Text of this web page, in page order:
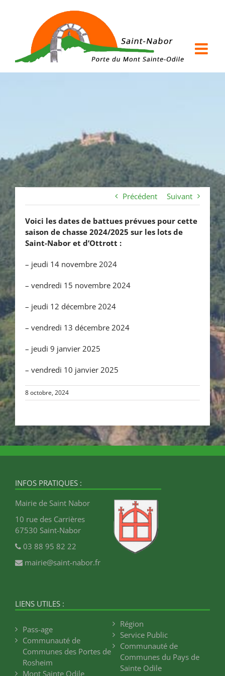
Précédent Suivant
Voici les dates de battues prévues pour cette
saison de chasse 2024/2025 sur les lots de
Saint-Nabor et d’Ottrott :
– jeudi 14 novembre 2024
– vendredi 15 novembre 2024
– jeudi 12 décembre 2024
– vendredi 13 décembre 2024
– jeudi 9 janvier 2025
– vendredi 10 janvier 2025
8 octobre, 2024
INFOS PRATIQUES :
Mairie de Saint Nabor
10 rue des Carrières
67530 Saint-Nabor
03 88 95 82 22
mairie@saint-nabor.fr
LIENS UTILES :
Pass-age
Communauté de
Communes des Portes de
Rosheim
Mont Sainte Odile
Région
Service Public
Communauté de
Communes du Pays de
Sainte Odile